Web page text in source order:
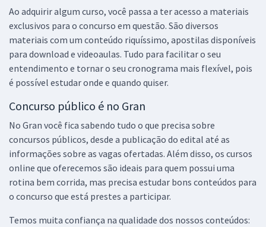
Ao adquirir algum curso, você passa a ter acesso a materiais
exclusivos para o concurso em questão. São diversos
materiais com um conteúdo riquíssimo, apostilas disponíveis
para download e videoaulas. Tudo para facilitar o seu
entendimento e tornar o seu cronograma mais flexível, pois
é possível estudar onde e quando quiser.
Concurso público é no Gran
No Gran você fica sabendo tudo o que precisa sobre
concursos públicos, desde a publicação do edital até as
informações sobre as vagas ofertadas. Além disso, os cursos
online que oferecemos são ideais para quem possui uma
rotina bem corrida, mas precisa estudar bons conteúdos para
o concurso que está prestes a participar.
Temos muita confiança na qualidade dos nossos conteúdos: